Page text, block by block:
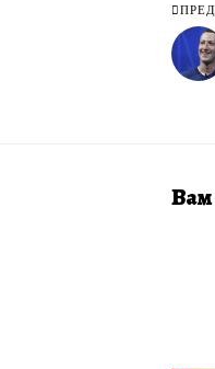
Вам